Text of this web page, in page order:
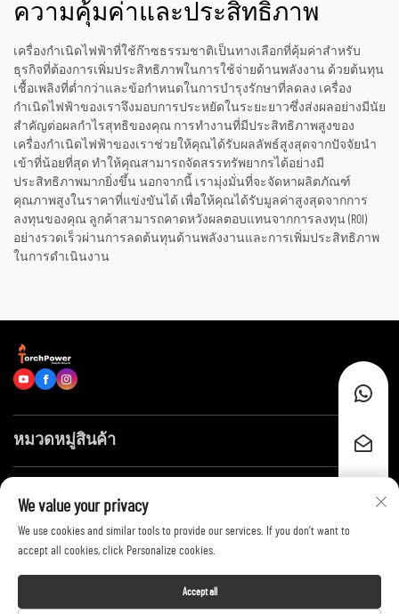
ความคุ้มค่าและประสิทธิภาพ
เครื่องกำเนิดไฟฟ้าที่ใช้ก๊าซธรรมชาติเป็นทางเลือกที่คุ้มค่าสำหรับ
ธุรกิจที่ต้องการเพิ่มประสิทธิภาพในการใช้จ่ายด้านพลังงาน ด้วยต้นทุน
เชื้อเพลิงที่ต่ำกว่าและข้อกำหนดในการบำรุงรักษาที่ลดลง เครื่อง
กำเนิดไฟฟ้าของเราจึงมอบการประหยัดในระยะยาวซึ่งส่งผลอย่างมีนัย
สำคัญต่อผลกำไรสุทธิของคุณ การทำงานที่มีประสิทธิภาพสูงของ
เครื่องกำเนิดไฟฟ้าของเราช่วยให้คุณได้รับผลลัพธ์สูงสุดจากปัจจัยนำ
เข้าที่น้อยที่สุด ทำให้คุณสามารถจัดสรรทรัพยากรได้อย่างมี
ประสิทธิภาพมากยิ่งขึ้น นอกจากนี้ เรามุ่งมั่นที่จะจัดหาผลิตภัณฑ์
คุณภาพสูงในราคาที่แข่งขันได้ เพื่อให้คุณได้รับมูลค่าสูงสุดจากการ
ลงทุนของคุณ ลูกค้าสามารถคาดหวังผลตอบแทนจากการลงทุน (ROI)
อย่างรวดเร็วผ่านการลดต้นทุนด้านพลังงานและการเพิ่มประสิทธิภาพ
ในการดำเนินงาน
หมวดหมู่สินค้า
ติดต่อเรา
We value your privacy
We use cookies and similar tools to provide our services. If you don't want to
accept all cookies, click Personalize cookies.
Accept all